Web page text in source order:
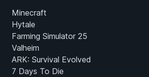
Minecraft
Hytale
Farming Simulator 25
Valheim
ARK: Survival Evolved
7 Days To Die